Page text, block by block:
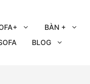
BÀN +
BLOG